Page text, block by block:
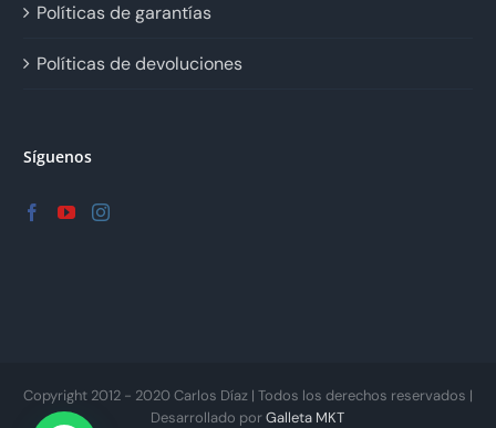
Políticas de garantías
Políticas de devoluciones
Síguenos
Copyright 2012 - 2020 Carlos Díaz | Todos los derechos reservados |
Desarrollado porGalleta MKT